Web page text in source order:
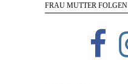
FRAU MUTTER FOLGEN